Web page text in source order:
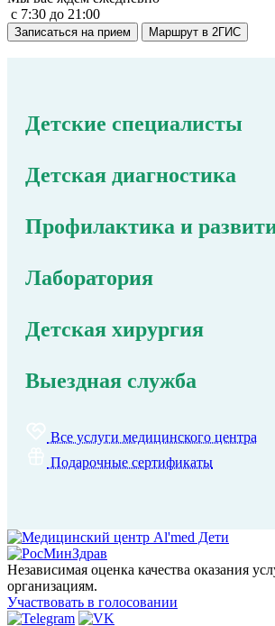
c 7:30 до 21:00
Записаться на прием Маршрут в 2ГИС
Детские специалисты
Детская диагностика
Профилактика и
Лаборатория
Детская хирургия
Выездная служба
Все услуги медицинского центра
Подарочные сертификаты
Независимая оценка качества оказания
организациям.
Участвовать в голосовании